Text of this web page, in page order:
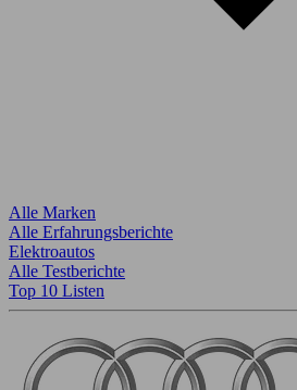
Alle Marken
Alle Erfahrungsberichte
Elektroautos
Alle Testberichte
Top 10 Listen